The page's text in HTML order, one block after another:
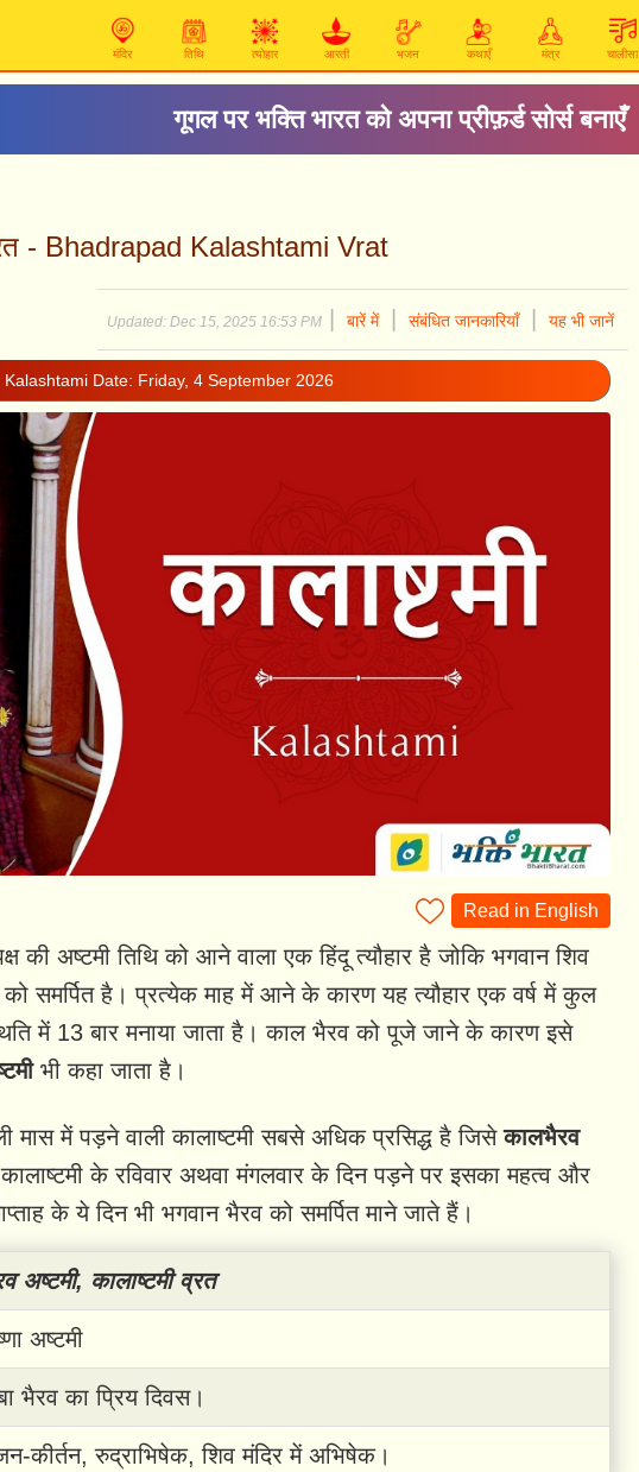
मंदिर तिथि त्योहार आरती भजन कथाएँ मंत्र चालीसा
गूगल पर भक्ति भारत को अपना प्रीफ़र्ड सोर्स बनाएँ
- Bhadrapad Kalashtami Vrat
Updated: Dec 15, 2025 16:53 PM बारें में संबंधित जानकारियाँ यह भी जानें
Kalashtami Date: Friday, 4 September 2026
Read in English
की अष्टमी तिथि को आने वाला एक हिंदू त्यौहार है जोकि भगवान शिव
समर्पित है। प्रत्येक माह में आने के कारण यह त्यौहार एक वर्ष में कुल
में 13 बार मनाया जाता है। काल भैरव को पूजे जाने के कारण इसे
भी कहा जाता है।
मास में पड़ने वाली कालाष्टमी सबसे अधिक प्रसिद्ध है जिसेकालभैरव
के रविवार अथवा मंगलवार के दिन पड़ने पर इसका महत्व और
के ये दिन भी भगवान भैरव को समर्पित माने जाते हैं।
अष्टमी, कालाष्टमी व्रत
अष्टमी
भैरव का प्रिय दिवस।
कीर्तन, रुद्राभिषेक, शिव मंदिर में अभिषेक।